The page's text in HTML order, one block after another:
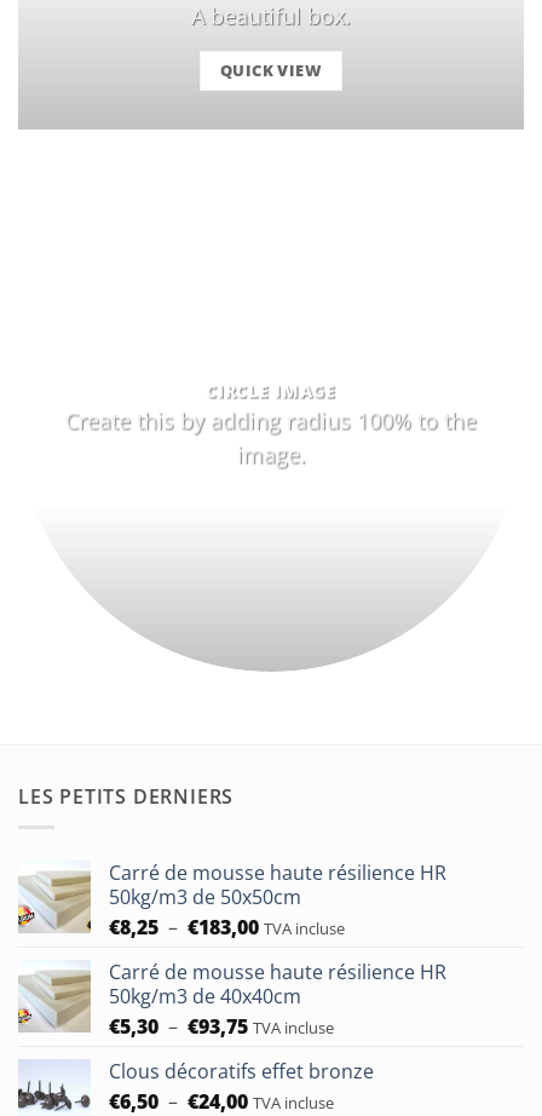
A beautiful box.
QUICK VIEW
CIRCLE IMAGE
Create this by adding radius 100% to the
image.
LES PETITS DERNIERS
Carré de mousse haute résilience HR
50kg/m3 de 50x50cm
€8,25 – €183,00Plage
prix :
€8,25
à
TVA incluse
Carré de mousse haute résilience HR
50kg/m3 de 40x40cm
€5,30 – €93,75Plage
prix :
€5,30
TVA incluse
Clous décoratifs effet bronze
€6,50 – €24,00Plage
TVA incluse